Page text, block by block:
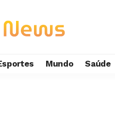
Mundo Saúde